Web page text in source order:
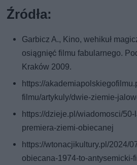
Źródła:
Garbicz A., Kino, wehikuł
osiągnięć filmu fabularnego.
Kraków 2009.
https://
filmu/artykuly/dwie-ziemie-
https://dzieje.pl/wiadomosci/
premiera-ziemi-obiecanej
https://wtonacjikultury.pl/2024/
obiecana-1974-to-antysemicki-